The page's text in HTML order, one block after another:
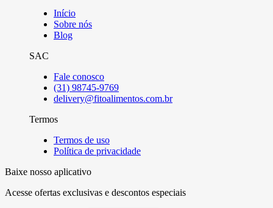
Início
Sobre nós
Blog
SAC
Fale conosco
(31) 98745-9769
delivery@fitoalimentos.com.br
Termos
Termos de uso
Política de privacidade
Baixe nosso aplicativo
Acesse ofertas exclusivas e descontos especiais